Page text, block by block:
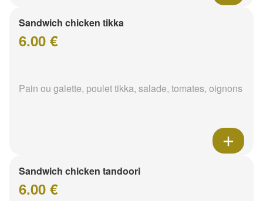
Sandwich chicken tikka
6.00 €
Pain ou galette, poulet tikka, salade, tomates, oignons
Sandwich chicken tandoori
6.00 €